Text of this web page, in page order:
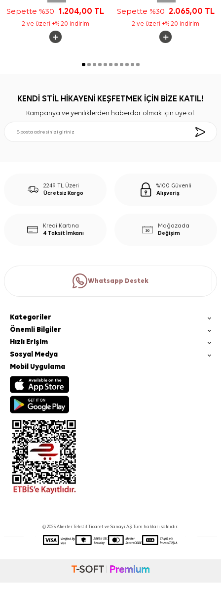
Sepette %30 1.204,00 TL
2 ve üzeri +% 20 indirim
Sepette %30 2.065,00 TL
2 ve üzeri +% 20 indirim
KENDİ STİL HİKAYENİ KEŞFETMEK İÇİN BİZE KATIL!
Kampanya ve yeniliklerden haberdar olmak için üye ol.
2249 TL Üzeri
Ücretsiz Kargo
%100 Güvenli
Alışveriş
Kredi Kartına
4 Taksit İmkanı
Mağazada
Değişim
Whatsapp Destek
Kategoriler
Önemli Bilgiler
Hızlı Erişim
Sosyal Medya
Mobil Uygulama
© 2025 Akerler Tekstil Ticaret ve Sanayi A.Ş. Tüm hakları saklıdır.